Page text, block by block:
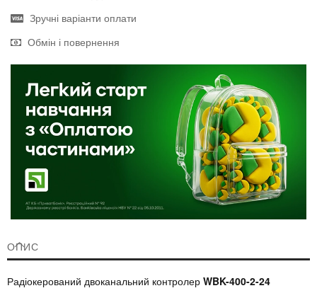
Зручні варіанти оплати
Обмін і повернення
ОПИС
Радіокерований двоканальний контролер WBK-400-2-24